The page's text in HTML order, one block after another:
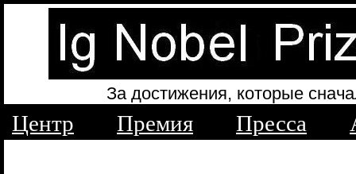
За достижения, которые
Центр Премия Пресса